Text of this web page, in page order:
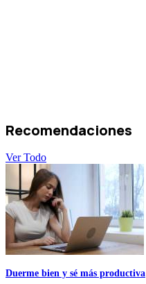
Recomendaciones
Ver Todo
Duerme bien y sé más productiva